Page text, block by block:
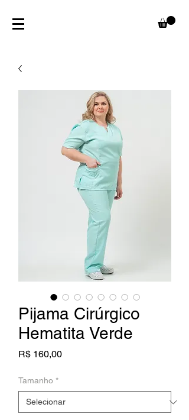
Pijama Cirúrgico
Hematita Verde
R$ 160,00Preço
Tamanho *